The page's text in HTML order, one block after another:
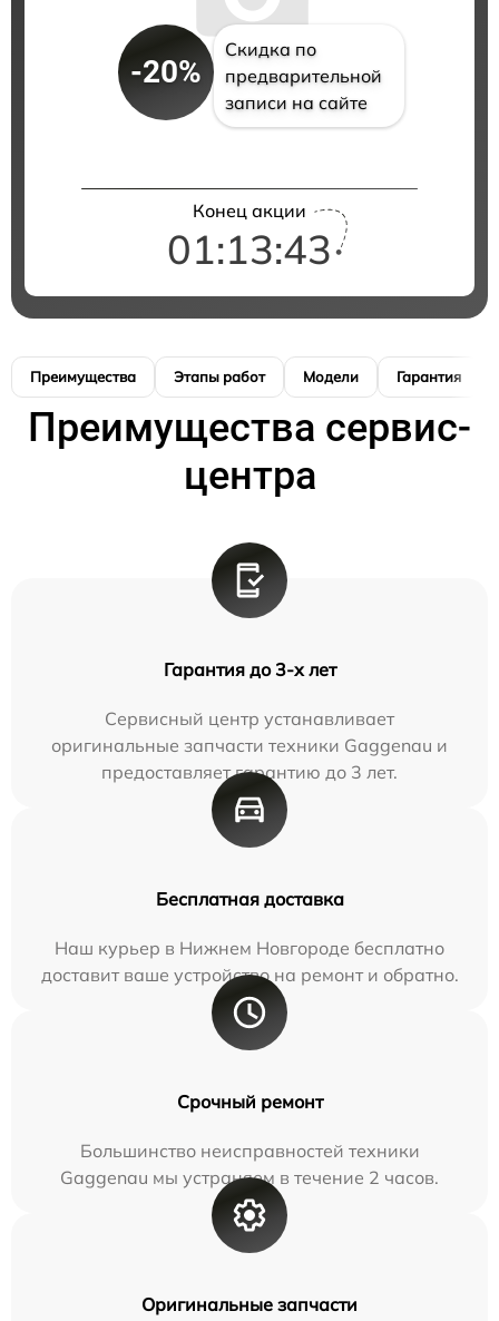
-20%
Скидка по
предварительной
записи на сайте
Конец акции
01:13:42
Преимущества Этапы работ Модели Гарантия
Преимущества сервис-
центра
Гарантия до 3-х лет
Сервисный центр устанавливает
оригинальные запчасти техники Gaggenau и
предоставляет гарантию до 3 лет.
Бесплатная доставка
Наш курьер в Нижнем Новгороде бесплатно
доставит ваше устройство на ремонт и обратно.
Срочный ремонт
Большинство неисправностей техники
Gaggenau мы устраняем в течение 2 часов.
Оригинальные запчасти